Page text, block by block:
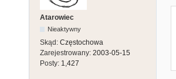
Atarowiec
Nieaktywny
Skąd: Częstochowa
Zarejestrowany: 2003-05-15
Posty: 1,427